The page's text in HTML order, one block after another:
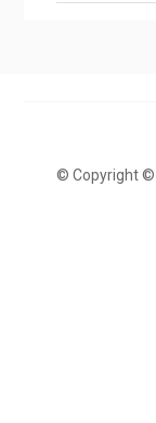
© Copyright ©